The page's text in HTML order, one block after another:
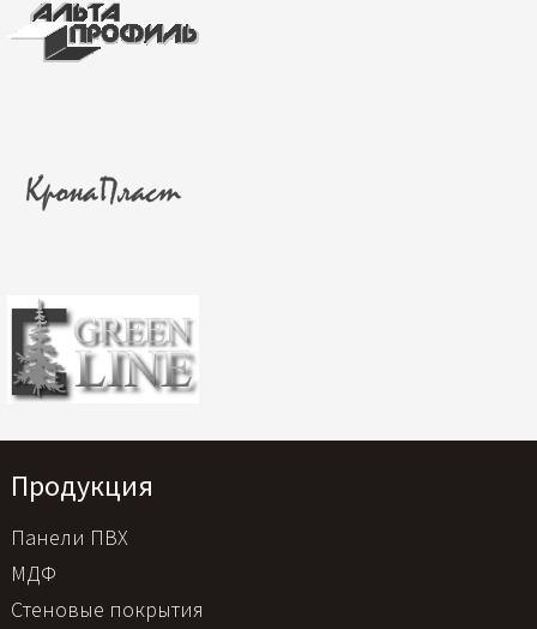
Продукция
Панели ПВХ
МДФ
Стеновые покрытия